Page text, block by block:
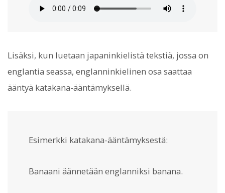
Lisäksi, kun luetaan japaninkielistä tekstiä, jossa on
englantia seassa, englanninkielinen osa saattaa
ääntyä katakana-ääntämyksellä.
Esimerkki katakana-ääntämyksestä:
Banaani äännetään englanniksi banana.